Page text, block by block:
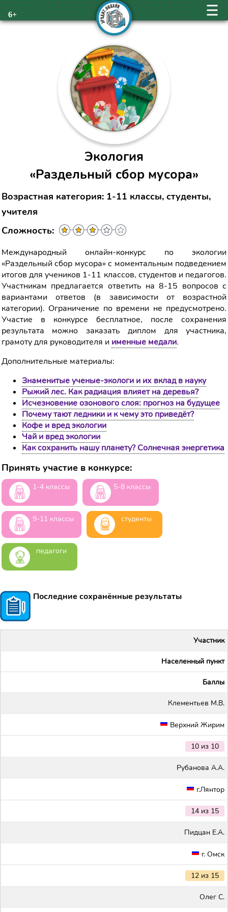
6+
Экология
«Раздельный сбор мусора»
Возрастная категория: 1-11 классы, студенты,
учителя
Сложность:
Международный онлайн-конкурс по экологии
«Раздельный сбор мусора» с моментальным подведением
итогов для учеников 1-11 классов, студентов и педагогов.
Участникам предлагается ответить на 8-15 вопросов с
вариантами ответов (в зависимости от возрастной
категории). Ограничение по времени не предусмотрено.
Участие в конкурсе бесплатное, после сохранения
результата можно заказать диплом для участника,
грамоту для руководителя и именные медали.
Дополнительные материалы:
Знаменитые ученые-экологи и их вклад в науку
Рыжий лес. Как радиация влияет на деревья?
Исчезновение озонового слоя: прогноз на будущее
Почему тают ледники и к чему это приведёт?
Кофе и вред экологии
Чай и вред экологии
Как сохранить нашу планету? Солнечная энергетика
Принять участие в конкурсе:
1-4 классы 5-8 классы
9-11 классы студенты
педагоги
Последние сохранённые результаты
Участник
Населенный пункт
Баллы
Клементьев М.В.
Верхний Жирим
10 из 10
Рубанова А.А.
г.Лянтор
14 из 15
Пидцан Е.А.
г. Омск
12 из 15
Олег С.